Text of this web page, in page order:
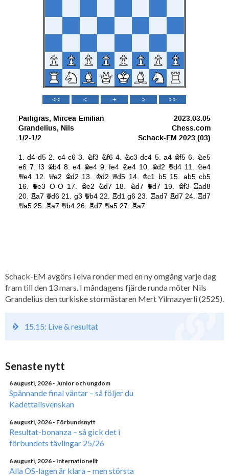
Schack-EM avgörs i elva ronder med en ny omgång varje dag
fram till den 13 mars. I måndagens fjärde runda möter Nils
Grandelius den turkiske stormästaren Mert Yilmazyerli (2525).
15.15: Live & resultat
Senaste nytt
6 augusti, 2026 - Junior och ungdom
Spännande final väntar – så följer du
Kadettallsvenskan
6 augusti, 2026 - Förbundsnytt
Resultat-bonanza – så gick det i
förbundets tävlingar 25/26
6 augusti, 2026 - Internationellt
Alla OS-lagen är klara – men största